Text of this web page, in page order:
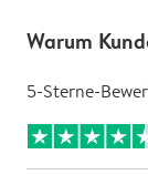
Warum
5-Sterne-